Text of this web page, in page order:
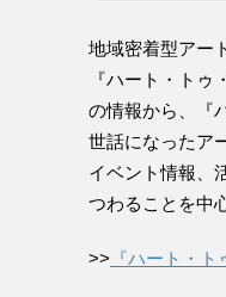
地域密着型アー
『ハート・ト
の情報から、『
世話になったア
イベント情報、
つわることを中
>> 『ハート・